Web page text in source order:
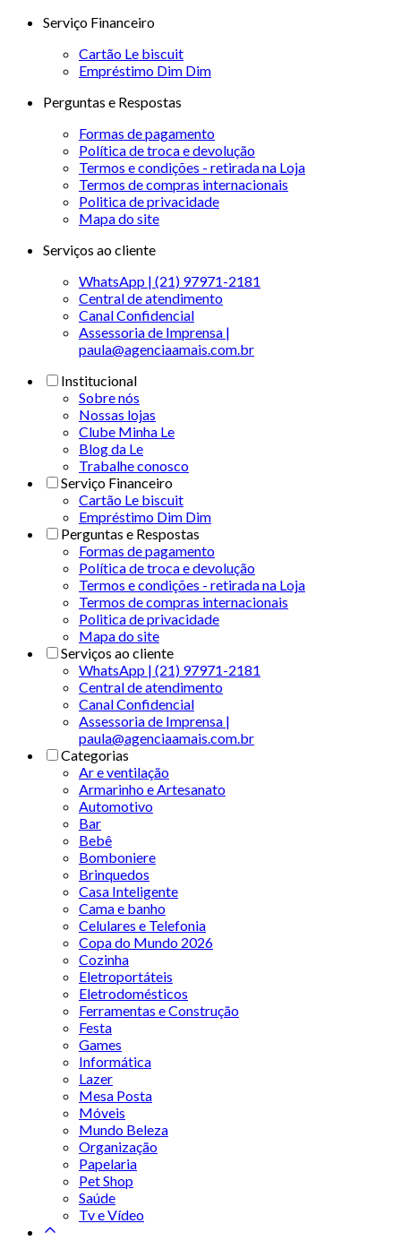
Serviço Financeiro
Cartão Le biscuit
Empréstimo Dim Dim
Perguntas e Respostas
Formas de pagamento
Política de troca e devolução
Termos e condições - retirada na Loja
Termos de compras internacionais
Politica de privacidade
Mapa do site
Serviços ao cliente
WhatsApp | (21) 97971-2181
Central de atendimento
Canal Confidencial
Assessoria de Imprensa |
paula@agenciaamais.com.br
Institucional
Sobre nós
Nossas lojas
Clube Minha Le
Blog da Le
Trabalhe conosco
Serviço Financeiro
Cartão Le biscuit
Empréstimo Dim Dim
Perguntas e Respostas
Formas de pagamento
Política de troca e devolução
Termos e condições - retirada na Loja
Termos de compras internacionais
Politica de privacidade
Mapa do site
Serviços ao cliente
WhatsApp | (21) 97971-2181
Central de atendimento
Canal Confidencial
Assessoria de Imprensa |
paula@agenciaamais.com.br
Categorias
Ar e ventilação
Armarinho e Artesanato
Automotivo
Bar
Bebê
Bomboniere
Brinquedos
Casa Inteligente
Cama e banho
Celulares e Telefonia
Copa do Mundo 2026
Cozinha
Eletroportáteis
Eletrodomésticos
Ferramentas e Construção
Festa
Games
Informática
Lazer
Mesa Posta
Móveis
Mundo Beleza
Organização
Papelaria
Pet Shop
Saúde
Tv e Vídeo